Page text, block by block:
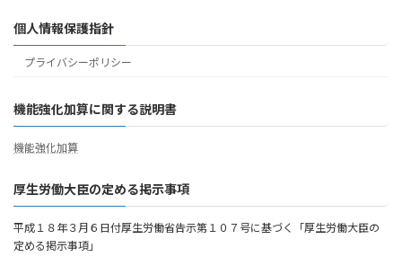
個人情報保護指針
プライバシーポリシー
機能強化加算に関する説明書
機能強化加算
厚生労働大臣の定める掲示事項
平成１８年３月６日付厚生労働省告示第１０７号に基づく「厚生労働大臣の
定める掲示事項」